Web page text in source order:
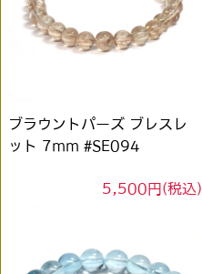
ブラウントパーズ ブレスレ
ット 7mm #SE094
5,500円(税込)